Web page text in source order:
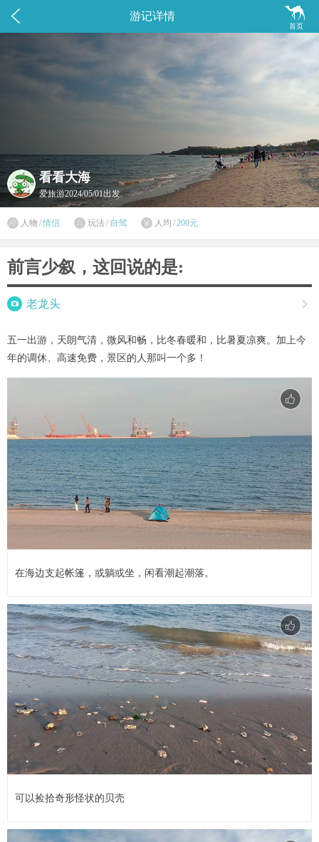
 
首页
游记详情
看看大海
爱旅游2024/05/01出发
 人物 /情侣  玩法 / 自驾  人均 /200元
前言少叙，这回说的是:
 老龙头 
五一出游，天朗气清，微风和畅，比冬春暖和，比暑夏凉爽。加上今
年的调休、高速免费，景区的人那叫一个多！
在海边支起帐篷，或躺或坐，闲看潮起潮落。
可以捡拾奇形怪状的贝壳